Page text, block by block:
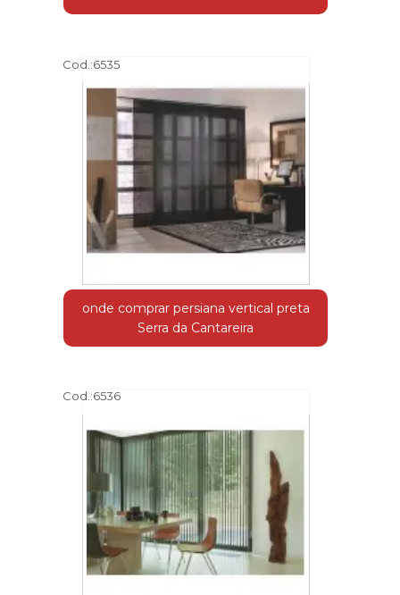
Cod.:6535
onde comprar persiana vertical preta
Serra da Cantareira
Cod.:6536